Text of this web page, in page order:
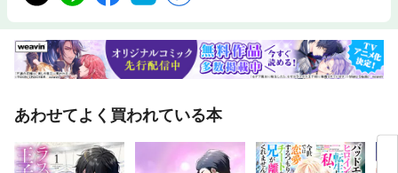
あわせてよく買われている本